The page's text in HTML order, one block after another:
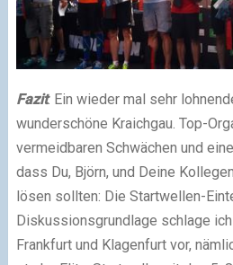
Fazit: Ein wieder mal sehr
wunderschöne Kraichgau. Top-
vermeidbaren Schwächen und
dass Du, Björn, und Deine
lösen sollten: Die Startwellen-
Diskussionsgrundlage schlage
Frankfurt und Klagenfurt vor,